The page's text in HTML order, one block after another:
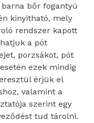
bőr fogantyú
kinyitható, mely
rendszer kapott
a pót
porzsákot, pót
ezek mindig
érjük el
valamint a
szerint egy
tud tárolni.